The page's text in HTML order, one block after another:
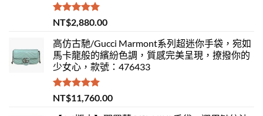
評分 5.00
滿分 5
NT$2,880.00
高仿古馳/Gucci Marmont系列超迷你手袋，宛如
馬卡龍般的繽紛色調，質感完美呈現，撩撥你的
少女心，款號：476433
評分5.00
滿分 5
NT$11,760.00